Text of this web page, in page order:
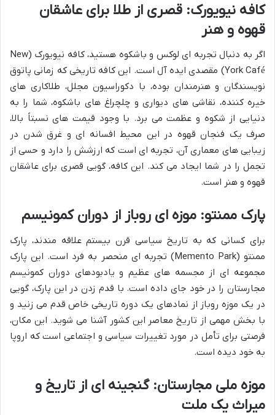
کافه نیویورک: قصری از طلا برای عاشقان
قهوه و هنر
اگر به دنبال تجربه ای لوکس و باشکوه هستید، کافه نیویورک (New
York Café) مقصدی ایده آل است. این کافه تاریخی که زمانی پاتوق
نویسندگان و هنرمندان بوده، با دکوراسیون مجلل، طلاکاری های
خیره کننده، نقاشی های دیواری و چلچراغ های باشکوه، شما را به
دنیایی از شکوه و عظمت می برد. با وجود قیمت های نسبتاً بالا،
صرف یک فنجان قهوه در این محیط افسانه ای و غرق شدن در
زیبایی های معماری آن، تجربه ای است که ارزشش را دارد و حسی از
تجمل را در شما ایجاد می کند. این کافه، گویی قصری برای عاشقان
قهوه و هنر است.
پارک ممنتو: موزه ای روباز از دوران کمونیسم
برای کسانی که به تاریخ سیاسی قرن بیستم علاقه مندند، پارک
ممنتو (Memento Park) تجربه ای منحصر به فرد است. این پارک
مجموعه ای از مجسمه های عظیم و یادبودهای دوران کمونیسم
مجارستان را در خود جای داده است. با قدم زدن در این پارک، گویی
در یک موزه روباز از نمادهای یک دوره تاریخی خاص قدم می زنید و
با بخش مهمی از تاریخ معاصر این کشور آشنا می شوید. این مکان،
فرصتی برای تأمل در مورد تغییرات سیاسی و اجتماعی است که اروپا
به خود دیده است.
موزه ملی مجارستان: گنجینه ای از تاریخ و
میراث یک ملت